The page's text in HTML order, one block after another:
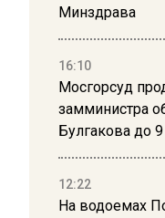
Минздрава
16:10
Мосгорсуд
замминистра
Булгакова до
12:22
На водоемах